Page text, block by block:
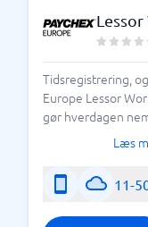
Tidsregistrering,
Europe Lessor
gør hverdagen
Læs
11-